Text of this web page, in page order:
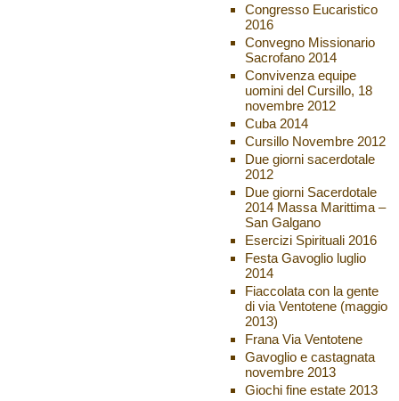
Congresso Eucaristico
2016
Convegno Missionario
Sacrofano 2014
Convivenza equipe
uomini del Cursillo, 18
novembre 2012
Cuba 2014
Cursillo Novembre 2012
Due giorni sacerdotale
2012
Due giorni Sacerdotale
2014 Massa Marittima –
San Galgano
Esercizi Spirituali 2016
Festa Gavoglio luglio
2014
Fiaccolata con la gente
di via Ventotene (maggio
2013)
Frana Via Ventotene
Gavoglio e castagnata
novembre 2013
Giochi fine estate 2013